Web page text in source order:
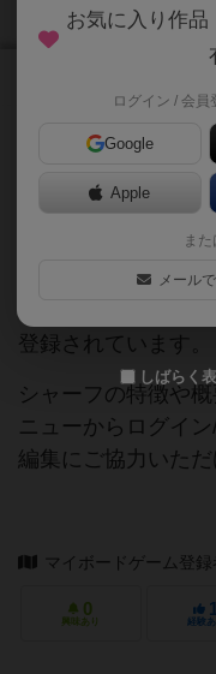
当サイトに掲載さ
の情報は、ボドゲ
ーご本人様・有志
登録されています。
シャーフの特徴や
ニューからログイ
編集にご協力いただ
マイボードゲーム登録
0
興味あり
1
経験あ
お気に入り作品
ログイン / 会員
Google
Apple
また
メール
しばらく